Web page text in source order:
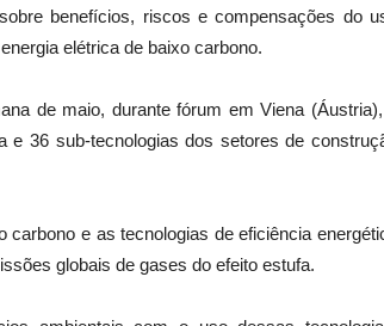
benefícios, riscos e compensações do
elétrica de baixo carbono.
de maio, durante fórum em Viena
e 36 sub-tecnologias dos setores de
e as tecnologias de eficiência
globais de gases do efeito estufa.